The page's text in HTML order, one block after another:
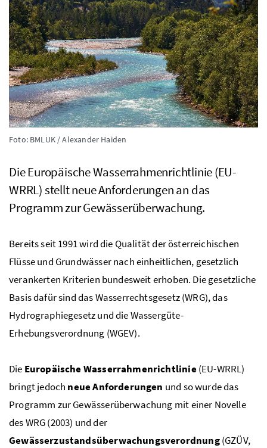
Foto: BMLUK / Alexander Haiden
Die Europäische Wasserrahmenrichtlinie (EU-
WRRL) stellt neue Anforderungen an das
Programm zur Gewässerüberwachung.
Bereits seit 1991 wird die Qualität der österreichischen
Flüsse und Grundwässer nach einheitlichen, gesetzlich
verankerten Kriterien bundesweit erhoben. Die gesetzliche
Basis dafür sind das Wasserrechtsgesetz (WRG), das
Hydrographiegesetz und die Wassergüte-
Erhebungsverordnung (WGEV).
Die Europäische Wasserrahmenrichtlinie(EU-WRRL)
bringt jedoch neue Anforderungen und so wurde das
Programm zur Gewässerüberwachung mit einer Novelle
desWRG(2003) und der
Gewässerzustandsüberwachungsverordnung(GZÜV,